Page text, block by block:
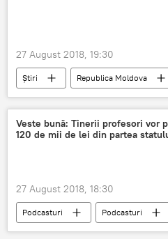
27 August 2018, 19:30
Știri Republica Moldova
Moldova
vin
capitala
Veste bună: Tinerii profesori vor
120 de mii de lei din partea
27 August 2018, 18:30
Podcasturi
Podcasturi
Valentin Crudu
elevi